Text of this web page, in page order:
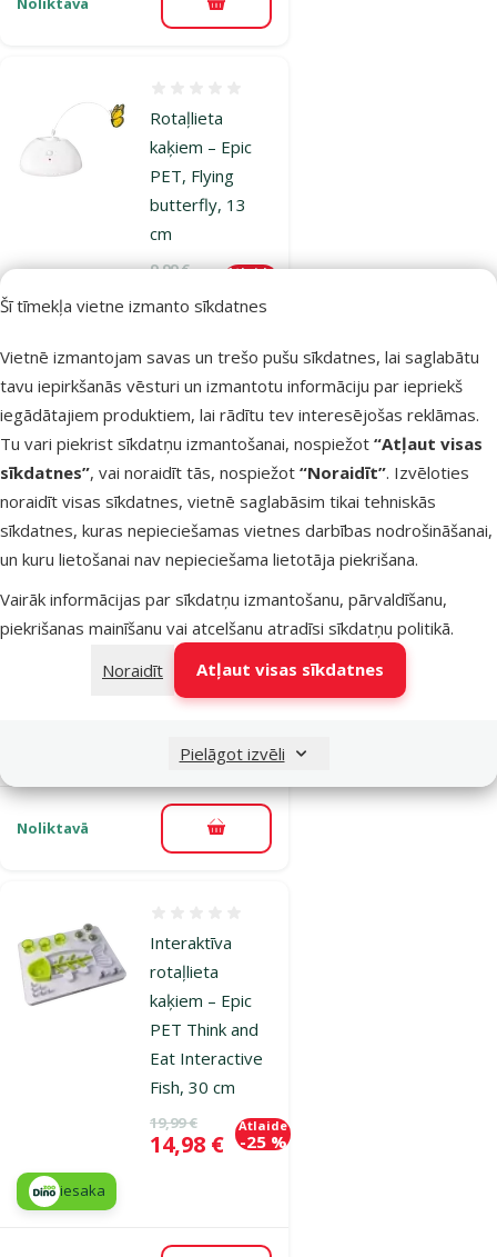
Šī tīmekļa vietne izmanto sīkdatnes
Vietnē izmantojam savas un trešo pušu sīkdatnes, lai saglabātu
tavu iepirkšanās vēsturi un izmantotu informāciju par iepriekš
iegādātajiem produktiem, lai rādītu tev interesējošas reklāmas.
Tu vari piekrist sīkdatņu izmantošanai, nospiežot “Atļaut visas
sīkdatnes”, vai noraidīt tās, nospiežot “Noraidīt”. Izvēloties
noraidīt visas sīkdatnes, vietnē saglabāsim tikai tehniskās
sīkdatnes, kuras nepieciešamas vietnes darbības nodrošināšanai,
un kuru lietošanai nav nepieciešama lietotāja piekrišana.
Vairāk informācijas par sīkdatņu izmantošanu, pārvaldīšanu,
piekrišanas mainīšanu vai atcelšanu atradīsi sīkdatņu politikā.
Noraidīt
Atļaut visas sīkdatnes
Pielāgot izvēli
Pievienot grozam
Rotaļlieta
kaķiem – Epic
PET, Flying
butterfly, 13
cm
Oriģinālā cena
9,99 € Atlaide
Noliktavā Pievienot grozam
Interaktīva
rotaļlieta
Cat Wiggling
Snake, 38 cm
Atsauksmes 0%
Oriģinālā cena
12,99 €
Cena
9,74 € -25 %
Noliktavā Pievienot grozam
Interaktīva
rotaļlieta
kaķiem – Epic
PET Think and
Eat Interactive
Fish, 30 cm
Oriģinālā cena
19,99 €
Cena
14,98 €
Atlaide
-25 %
iesaka